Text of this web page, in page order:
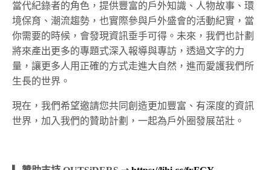
當代紀錄者的角色，提供豐富的戶外知識、人物故事、環
境保育、潮流趨勢，也實際參與戶外盛會的活動紀實，當
你需要的時候，會發現資訊垂手可得。未來，我們也計劃
將來產出更多的專題式深入報導與專訪，透過文字的力
量，讓更多人用正確的方式走進大自然，進而愛護我們所
生長的世界。
現在，我們希望邀請您共同創造更加豐富、有深度的資訊
世界，加入我們的贊助計劃，一起為戶外圈發展茁壯。